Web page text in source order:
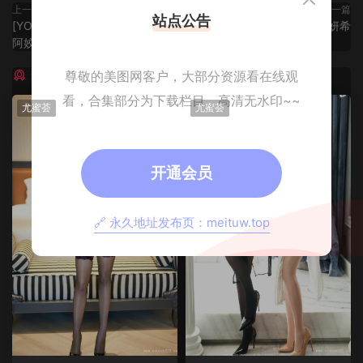
上一篇
[YOUMI尤蜜荟] VOL.823 laura
阿姣 吊带裙美腿
下一篇
[YOUMI尤蜜荟] VOL.817 周妍希
猜你喜欢
尤蜜荟 尤蜜荟
站点公告
尊敬的美图网客户，大部分资源看在线观
看，合集部分为下载栏目，高清无水印~~
开通会员
🔗 永久地址发布页：meituw.top